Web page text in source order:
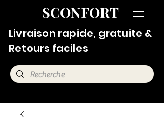
SCONFORT
Livraison rapide, gratuite &
Retours faciles